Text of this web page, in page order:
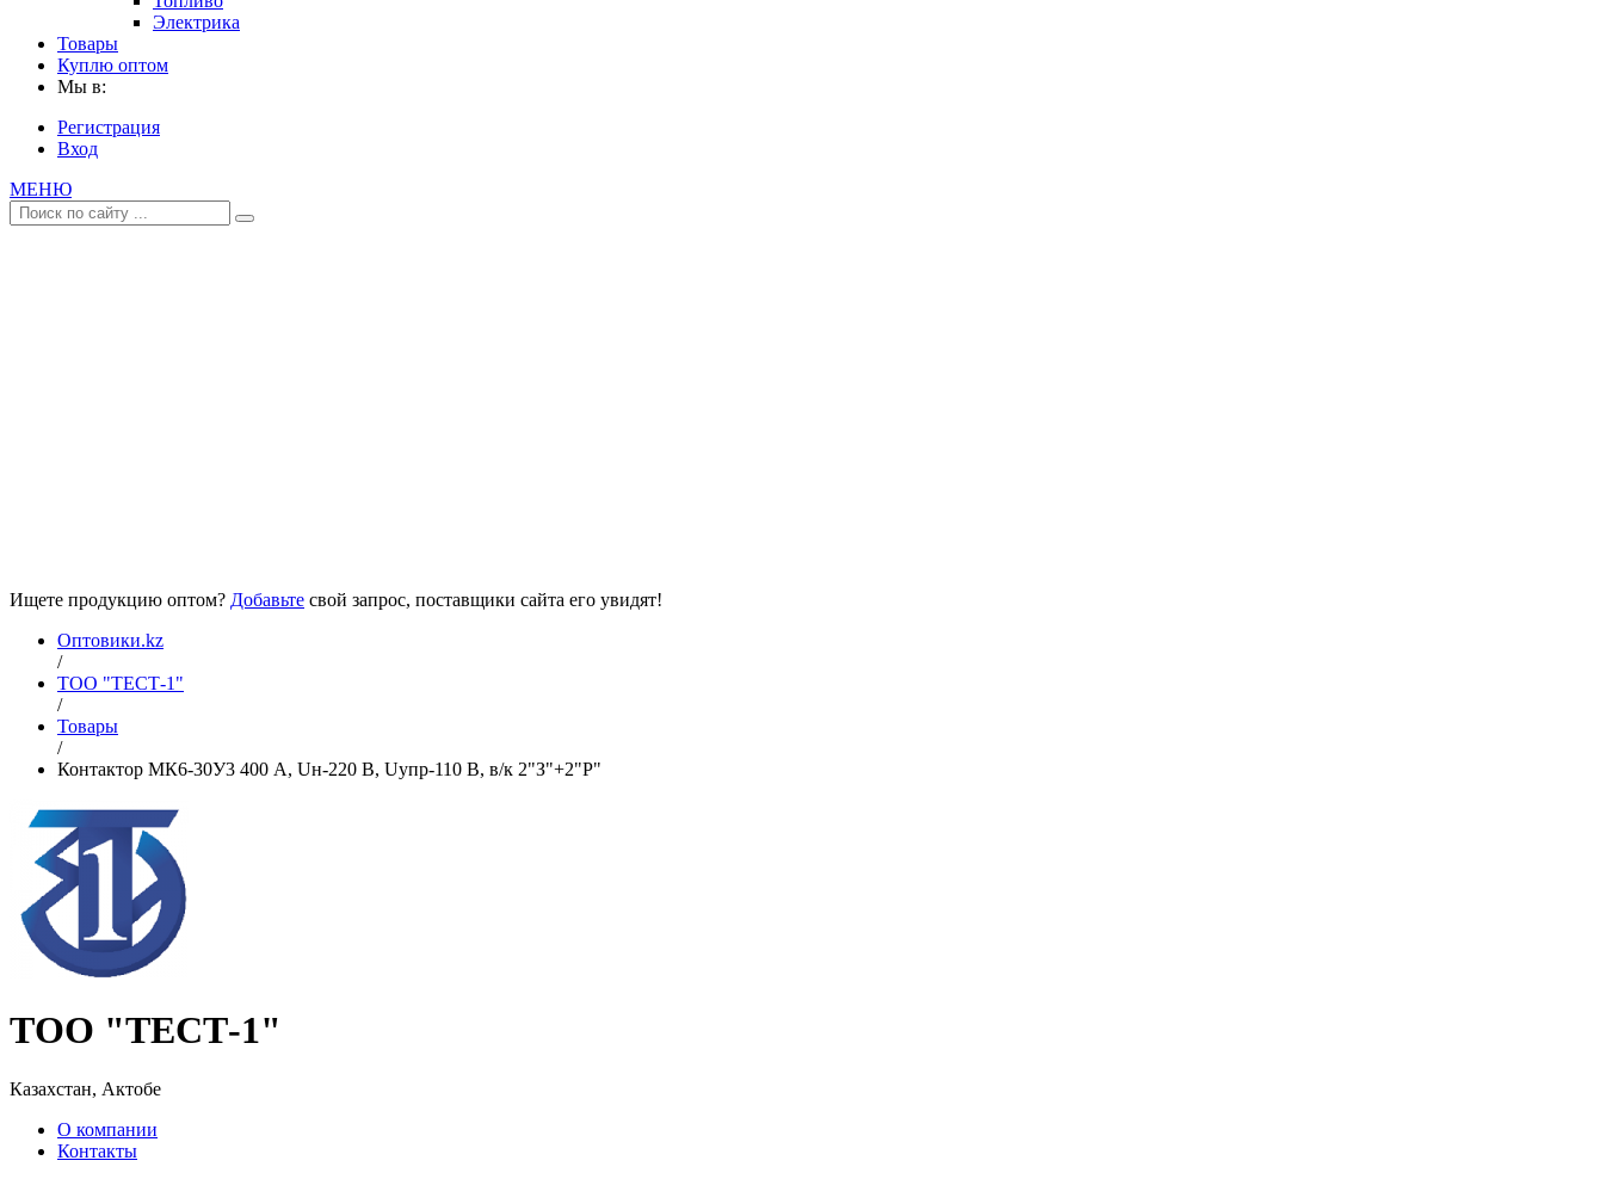
Электрика
Товары
Куплю оптом
Мы в:
Регистрация
Вход
МЕНЮ
Ищете продукцию оптом? Добавьте свой запрос, поставщики сайта его увидят!
Оптовики.kz
/
ТОО "ТЕСТ-1"
/
Товары
/
Контактор МК6-30У3 400 А, Uн-220 В, Uупр-110 В, в/к 2"З"+2"Р"
ТОО "ТЕСТ-1"
Казахстан, Актобе
О компании
Контакты